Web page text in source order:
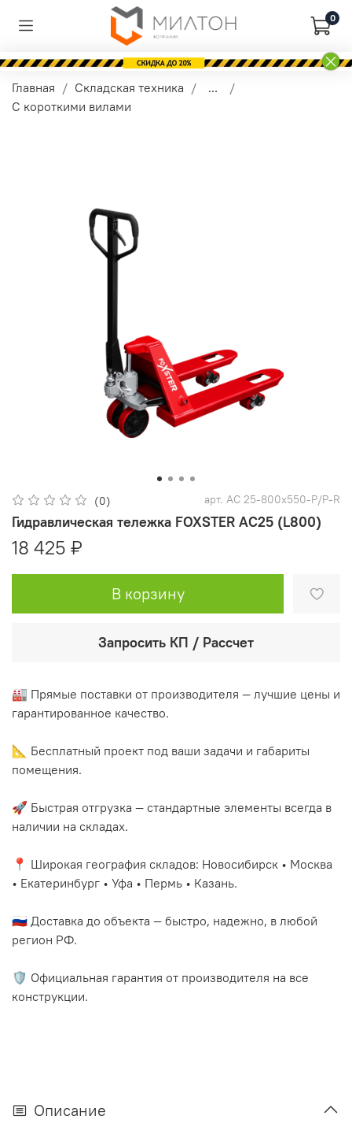
0
Главная Складская техника
...
С короткими вилами
(0) арт. AC 25-800x550-P/P-R
Гидравлическая тележка FOXSTER AC25 (L800)
18 425 ₽
В корзину
Запросить КП / Рассчет
🏭 Прямые поставки от производителя — лучшие цены и
гарантированное качество.
📐 Бесплатный проект под ваши задачи и габариты
помещения.
🚀 Быстрая отгрузка — стандартные элементы всегда в
наличии на складах.
📍 Широкая география складов: Новосибирск • Москва
• Екатеринбург • Уфа • Пермь • Казань.
🇷🇺 Доставка до объекта — быстро, надежно, в любой
регион РФ.
🛡️ Официальная гарантия от производителя на все
конструкции.
Описание